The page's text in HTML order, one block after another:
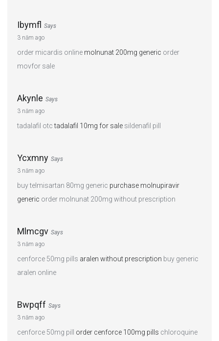
Ibymfl Says
3 năm ago
order micardis online molnunat 200mg generic order
movfor sale
Akynle Says
3 năm ago
tadalafil otctadalafil 10mg for sale sildenafil pill
Ycxmny Says
3 năm ago
buy telmisartan 80mg generic purchase molnupiravir
generic order molnunat 200mg without prescription
Mlmcgv Says
3 năm ago
cenforce 50mg pills aralen without prescription buy generic
aralen online
Bwpqff Says
3 năm ago
cenforce 50mg pill order cenforce 100mg pills chloroquine